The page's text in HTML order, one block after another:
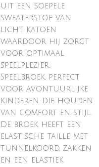
uit een soepele
sweaterstof van
licht katoen
waardoor hij zorgt
voor optimaal
speelplezier.
Speelbroek, perfect
voor avontuurlijke
kinderen die houden
van comfort en stijl.
De broek heeft een
elastische taille met
tunnelkoord, zakken
en een elastiek